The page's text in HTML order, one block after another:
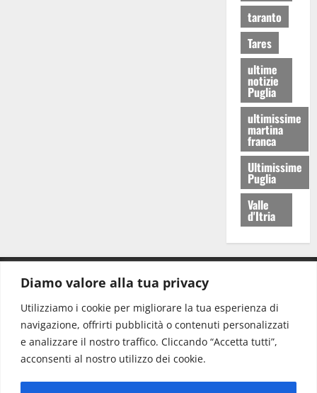
Diamo valore alla tua privacy
Utilizziamo i cookie per migliorare la tua esperienza di
navigazione, offrirti pubblicità o contenuti personalizzati
e analizzare il nostro traffico. Cliccando “Accetta tutti”,
acconsenti al nostro utilizzo dei cookie.
taranto
Tares
ultime
notizie
Puglia
ultimissime
martina
franca
Ultimissime
Puglia
Valle
d'Itria
Redazione: redazione@www.martinasera.it
Direttore:direttore@www.martinasera.it
Info & Commerciale:info@www.martinasera.it